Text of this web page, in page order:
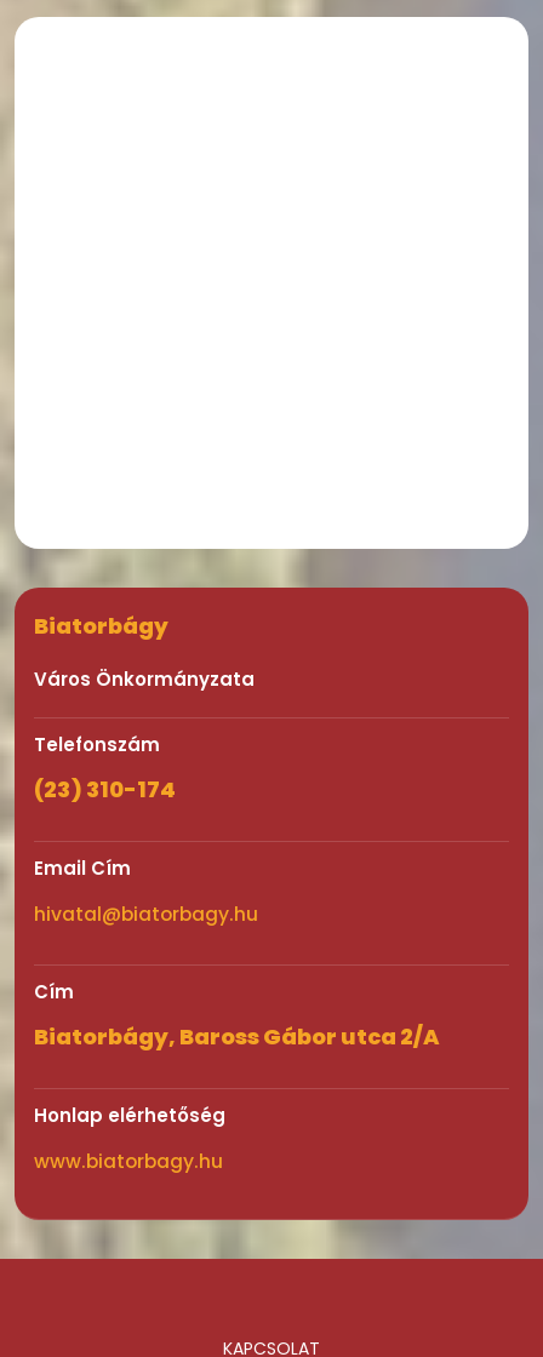
Biatorbágy
Város Önkormányzata
Telefonszám
(23) 310-174
Email Cím
hivatal@biatorbagy.hu
Cím
Biatorbágy, Baross Gábor utca 2/A
Honlap elérhetőség
www.biatorbagy.hu
KAPCSOLAT